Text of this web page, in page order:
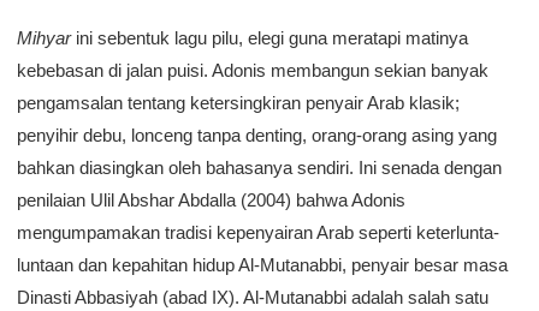
Mihyarini sebentuk lagu pilu, elegi guna meratapi matinya
kebebasan di jalan puisi. Adonis membangun sekian banyak
pengamsalan tentang ketersingkiran penyair Arab klasik;
penyihir debu, lonceng tanpa denting, orang-orang asing yang
bahkan diasingkan oleh bahasanya sendiri. Ini senada dengan
penilaian Ulil Abshar Abdalla (2004) bahwa Adonis
mengumpamakan tradisi kepenyairan Arab seperti keterlunta-
luntaan dan kepahitan hidup Al-Mutanabbi, penyair besar masa
Dinasti Abbasiyah (abad IX). Al-Mutanabbi adalah salah satu